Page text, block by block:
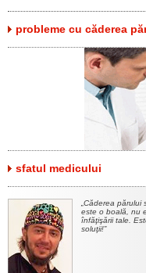
probleme cu căderea
sfatul medicului
Căderea părului
este o boală, nu
înfăţişării tale.
soluţii!